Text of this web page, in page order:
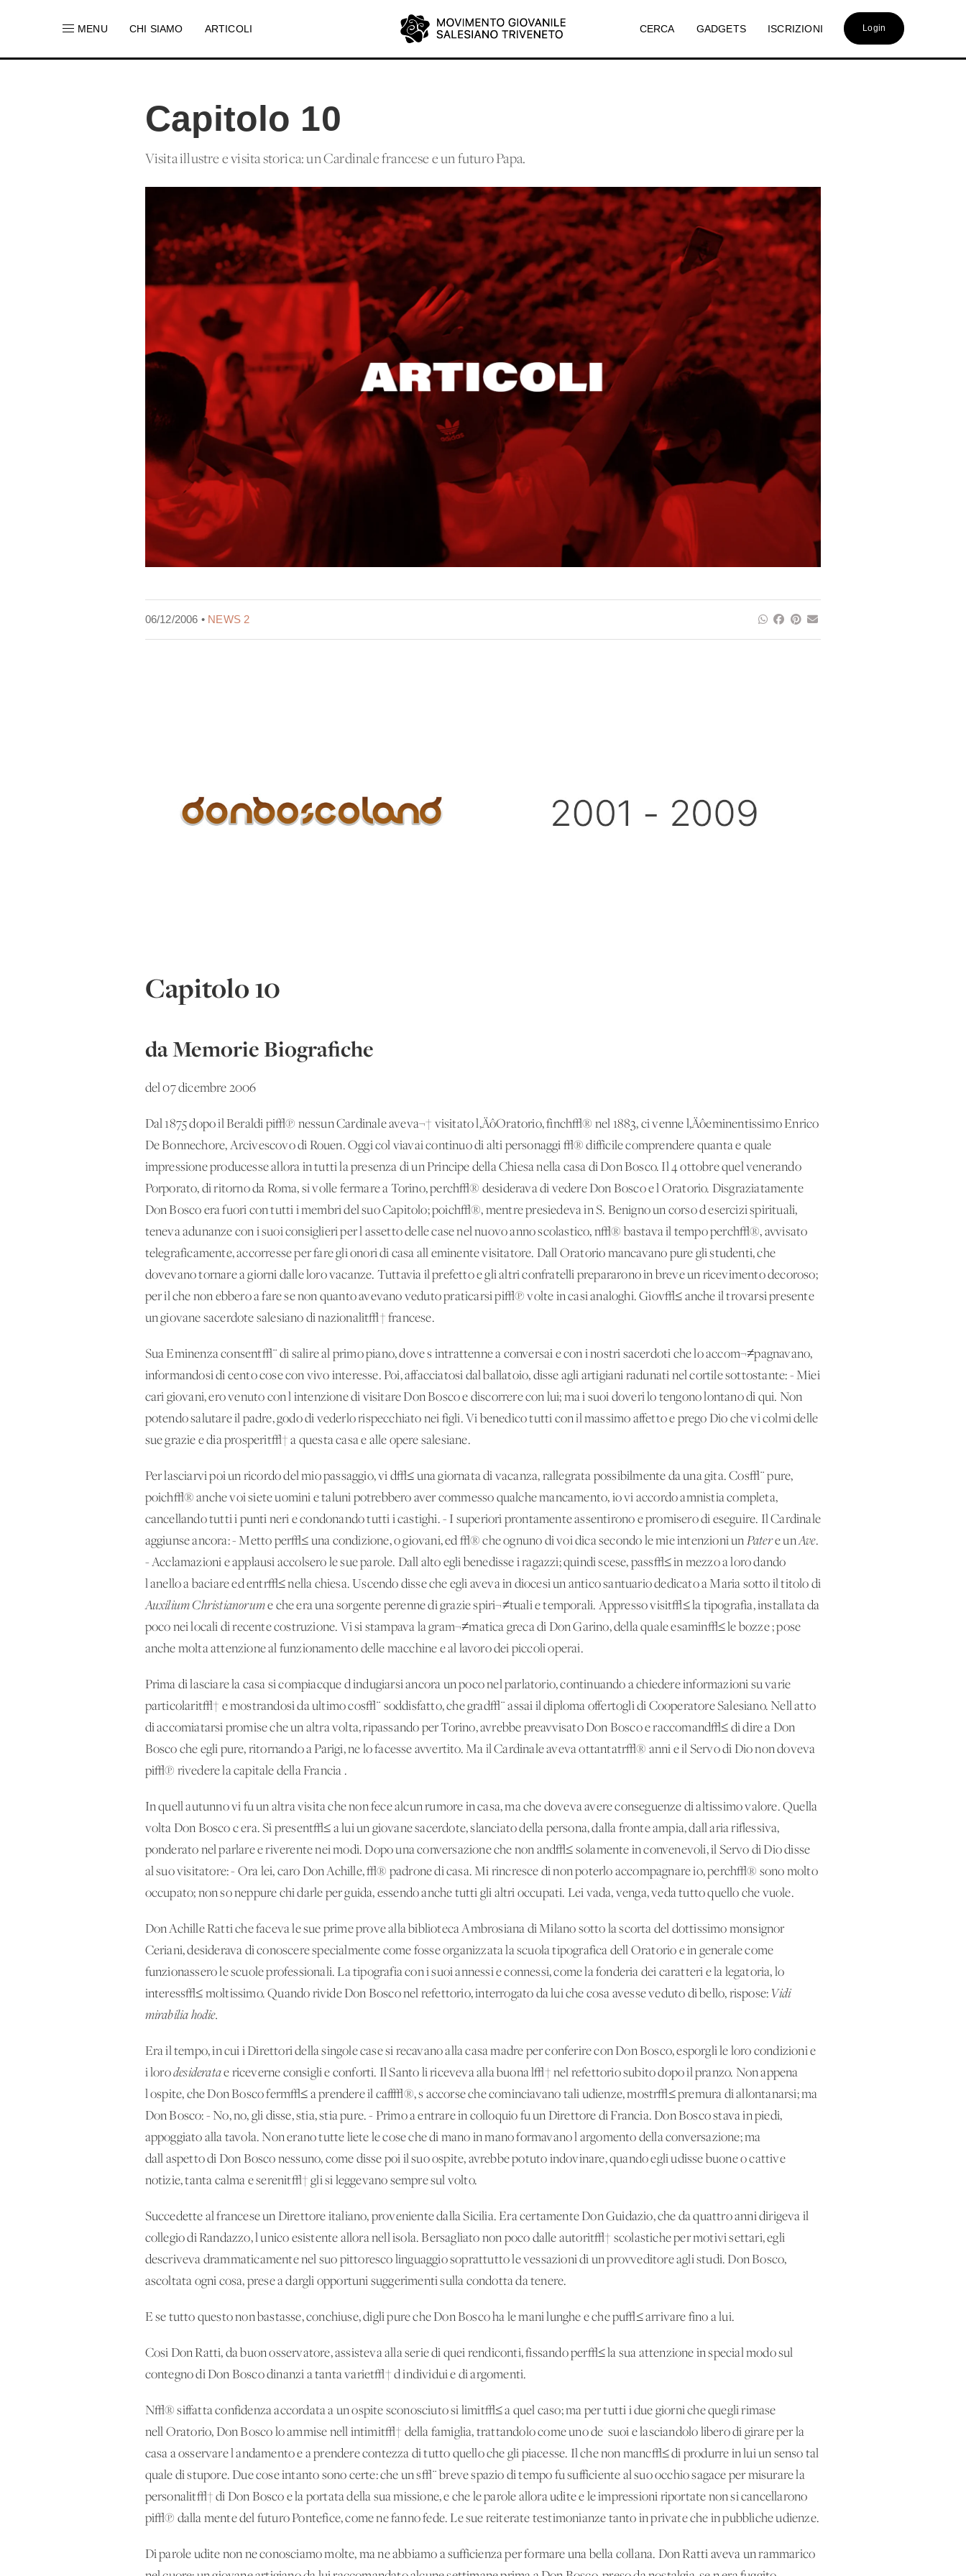
MENU CHI SIAMO ARTICOLI CERCA GADGETS ISCRIZIONI Login
Capitolo 10
Visita illustre e visita storica: un Cardinale francese e un futuro Papa.
06/12/2006 • NEWS 2
Capitolo 10
da Memorie Biografiche
del 07 dicembre 2006
Dal 1875 dopo il Beraldi pi√π nessun Cardinale aveva¬† visitato l‚ÄôOratorio, finch√® nel 1883, ci venne l‚Äôeminentissimo Enrico
De Bonnechore, Arcivescovo di Rouen. Oggi col viavai continuo di alti personaggi √® difficile comprendere quanta e quale
impressione producesse allora in tutti la presenza di un Principe della Chiesa nella casa di Don Bosco. Il 4 ottobre quel venerando
Porporato, di ritorno da Roma, si volle fermare a Torino, perch√® desiderava di vedere Don Bosco e l'Oratorio. Disgraziatamente
Don Bosco era fuori con tutti i membri del suo Capitolo; poich√®, mentre presiedeva in S. Benigno un corso d'esercizi spirituali,
teneva adunanze con i suoi consiglieri per l'assetto delle case nel nuovo anno scolastico, n√® bastava il tempo perch√®, avvisato
telegraficamente, accorresse per fare gli onori di casa all'eminente visitatore. Dall'Oratorio mancavano pure gli studenti, che
dovevano tornare a giorni dalle loro vacanze. Tuttavia il prefetto e gli altri confratelli prepararono in breve un ricevimento decoroso;
per il che non ebbero a fare se non quanto avevano veduto praticarsi pi√π volte in casi analoghi. Giov√≤ anche il trovarsi presente
un giovane sacerdote salesiano di nazionalit√† francese.
Sua Eminenza consent√¨ di salire al primo piano, dove s'intrattenne a conversai e con i nostri sacerdoti che lo accom¬≠pagnavano,
informandosi di cento cose con vivo interesse. Poi, affacciatosi dal ballatoio, disse agli artigiani radunati nel cortile sottostante: - Miei
cari giovani, ero venuto con l'intenzione di visitare Don Bosco e discorrere con lui; ma i suoi doveri lo tengono lontano di qui. Non
potendo salutare il padre, godo di vederlo rispecchiato nei figli. Vi benedico tutti con il massimo affetto e prego Dio che vi colmi delle
sue grazie e dia prosperit√† a questa casa e alle opere salesiane.
Per lasciarvi poi un ricordo del mio passaggio, vi d√≤ una giornata di vacanza, rallegrata possibilmente da una gita. Cos√¨ pure,
poich√® anche voi siete uomini e taluni potrebbero aver commesso qualche mancamento, io vi accordo amnistia completa,
cancellando tutti i punti neri e condonando tutti i castighi. - I superiori prontamente assentirono e promisero di eseguire. Il Cardinale
aggiunse ancora: - Metto per√≤ una condizione, o giovani, ed √® che ognuno di voi dica secondo le mie intenzioni un Patere un'Ave.
- Acclamazioni e applausi accolsero le sue parole. Dall'alto egli benedisse i ragazzi; quindi scese, pass√≤ in mezzo a loro dando
l'anello a baciare ed entr√≤ nella chiesa. Uscendo disse che egli aveva in diocesi un antico santuario dedicato a Maria sotto il titolo di
Auxilium Christianorume che era una sorgente perenne di grazie spiri¬≠tuali e temporali. Appresso visit√≤ la tipografia, installata da
poco nei locali di recente costruzione. Vi si stampava la gram¬≠matica greca di Don Garino, della quale esamin√≤ le bozze ; pose
anche molta attenzione al funzionamento delle macchine e al lavoro dei piccoli operai.
Prima di lasciare la casa si compiacque d'indugiarsi ancora un poco nel parlatorio, continuando a chiedere informazioni su varie
particolarit√† e mostrandosi da ultimo cos√¨ soddisfatto, che grad√¨ assai il diploma offertogli di Cooperatore Salesiano. Nell'atto
di accomiatarsi promise che un'altra volta, ripassando per Torino, avrebbe preavvisato Don Bosco e raccomand√≤ di dire a Don
Bosco che egli pure, ritornando a Parigi, ne lo facesse avvertito. Ma il Cardinale aveva ottantatr√® anni e il Servo di Dio non doveva
pi√π rivedere la capitale della Francia .
In quell'autunno vi fu un'altra visita che non fece alcun rumore in casa, ma che doveva avere conseguenze di altissimo valore. Quella
volta Don Bosco c'era. Si present√≤ a lui un giovane sacerdote, slanciato della persona, dalla fronte ampia, dall'aria riflessiva,
ponderato nel parlare e riverente nei modi. Dopo una conversazione che non and√≤ solamente in convenevoli, il Servo di Dio disse
al suo visitatore: - Ora lei, caro Don Achille, √® padrone di casa. Mi rincresce di non poterlo accompagnare io, perch√® sono molto
occupato; non so neppure chi darle per guida, essendo anche tutti gli altri occupati. Lei vada, venga, veda tutto quello che vuole.
Don Achille Ratti che faceva le sue prime prove alla biblioteca Ambrosiana di Milano sotto la scorta del dottissimo monsignor
Ceriani, desiderava di conoscere specialmente come fosse organizzata la scuola tipografica dell'Oratorio e in generale come
funzionassero le scuole professionali. La tipografia con i suoi annessi e connessi, come la fonderia dei caratteri e la legatoria, lo
interess√≤ moltissimo. Quando rivide Don Bosco nel refettorio, interrogato da lui che cosa avesse veduto di bello, rispose: Vidi
mirabilia hodie.
Era il tempo, in cui i Direttori della singole case si recavano alla casa madre per conferire con Don Bosco, esporgli le loro condizioni e
i lorodesideratae riceverne consigli e conforti. Il Santo li riceveva alla buona l√† nel refettorio subito dopo il pranzo. Non appena
l'ospite, che Don Bosco ferm√≤ a prendere il caff√®, s'accorse che cominciavano tali udienze, mostr√≤ premura di allontanarsi; ma
Don Bosco: - No, no, gli disse, stia, stia pure. - Primo a entrare in colloquio fu un Direttore di Francia. Don Bosco stava in piedi,
appoggiato alla tavola. Non erano tutte liete le cose che di mano in mano formavano l'argomento della conversazione; ma
dall'aspetto di Don Bosco nessuno, come disse poi il suo ospite, avrebbe potuto indovinare, quando egli udisse buone o cattive
notizie, tanta calma e serenit√† gli si leggevano sempre sul volto.
Succedette al francese un Direttore italiano, proveniente dalla Sicilia. Era certamente Don Guidazio, che da quattro anni dirigeva il
collegio di Randazzo, l'unico esistente allora nell'isola. Bersagliato non poco dalle autorit√† scolastiche per motivi settari, egli
descriveva drammaticamente nel suo pittoresco linguaggio soprattutto le vessazioni di un provveditore agli studi. Don Bosco,
ascoltata ogni cosa, prese a dargli opportuni suggerimenti sulla condotta da tenere.
E se tutto questo non bastasse, conchiuse, digli pure che Don Bosco ha le mani lunghe e che pu√≤ arrivare fino a lui.
Cosi Don Ratti, da buon osservatore, assisteva alla serie di quei rendiconti, fissando per√≤ la sua attenzione in special modo sul
contegno di Don Bosco dinanzi a tanta variet√† d'individui e di argomenti.
N√® siffatta confidenza accordata a un ospite sconosciuto si limit√≤ a quel caso; ma per tutti i due giorni che quegli rimase
nell'Oratorio, Don Bosco lo ammise nell'intimit√† della famiglia, trattandolo come uno de' suoi e lasciandolo libero di girare per la
casa a osservare l'andamento e a prendere contezza di tutto quello che gli piacesse. Il che non manc√≤ di produrre in lui un senso tal
quale di stupore. Due cose intanto sono certe: che un s√¨ breve spazio di tempo fu sufficiente al suo occhio sagace per misurare la
personalit√† di Don Bosco e la portata della sua missione, e che le parole allora udite e le impressioni riportate non si cancellarono
pi√π dalla mente del futuro Pontefice, come ne fanno fede. Le sue reiterate testimonianze tanto in private che in pubbliche udienze.
Di parole udite non ne conosciamo molte, ma ne abbiamo a sufficienza per formare una bella collana. Don Ratti aveva un rammarico